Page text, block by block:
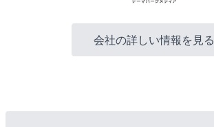
会社の詳しい情報を見る